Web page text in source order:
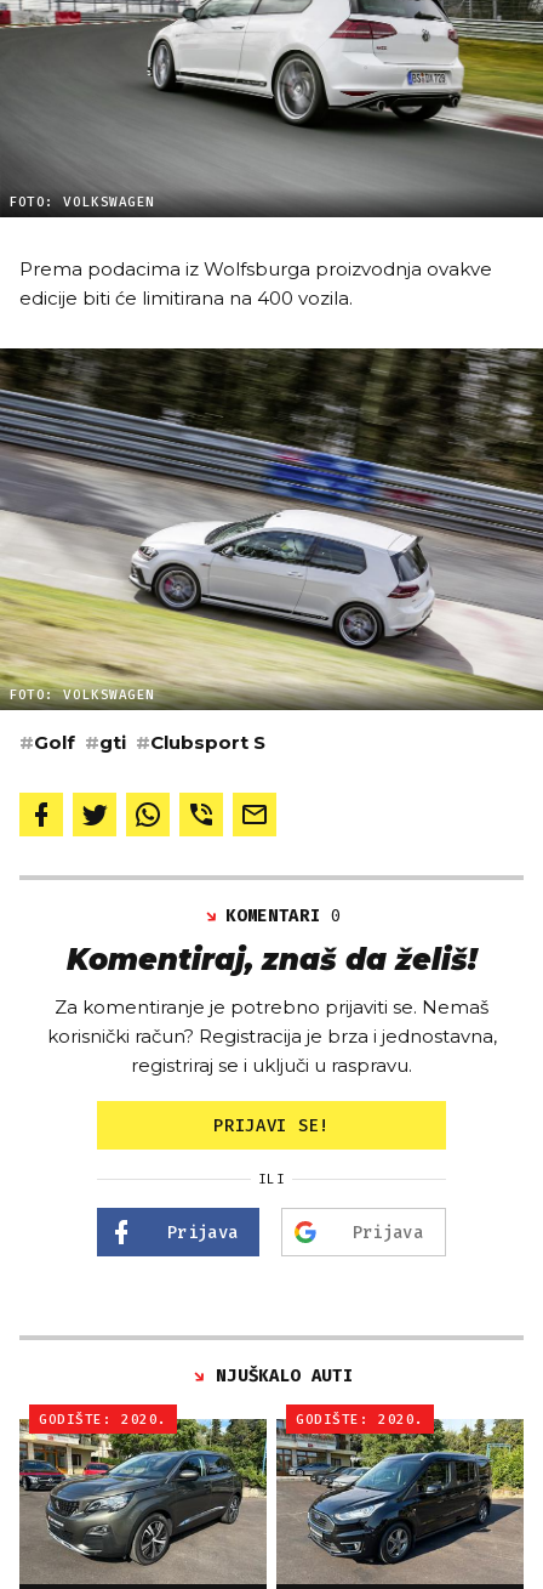
FOTO: VOLKSWAGEN
Prema podacima iz Wolfsburga proizvodnja ovakve
edicije biti će limitirana na 400 vozila.
FOTO: VOLKSWAGEN
#Golf #gti #Clubsport S
KOMENTARI0
Komentiraj, znaš da želiš!
Za komentiranje je potrebno prijaviti se. Nemaš
korisnički račun? Registracija je brza i jednostavna,
registriraj se i uključi u raspravu.
PRIJAVI SE!
ILI
Prijava Prijava
NJUŠKALO AUTI
GODIŠTE: 2020. GODIŠTE: 2020.